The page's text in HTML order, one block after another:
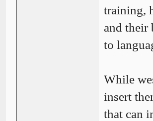
training,
and their
to
While
insert
that can